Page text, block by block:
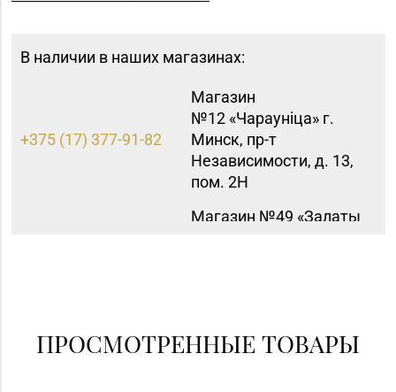
В наличии в наших магазинах:
+375 (17) 377-91-82
Магазин
№12 «Чараунiца» г.
Минск, пр-т
Независимости, д. 13,
пом. 2Н
Магазин №49 «Залаты
операции)
ПРОСМОТРЕННЫЕ ТОВАРЫ